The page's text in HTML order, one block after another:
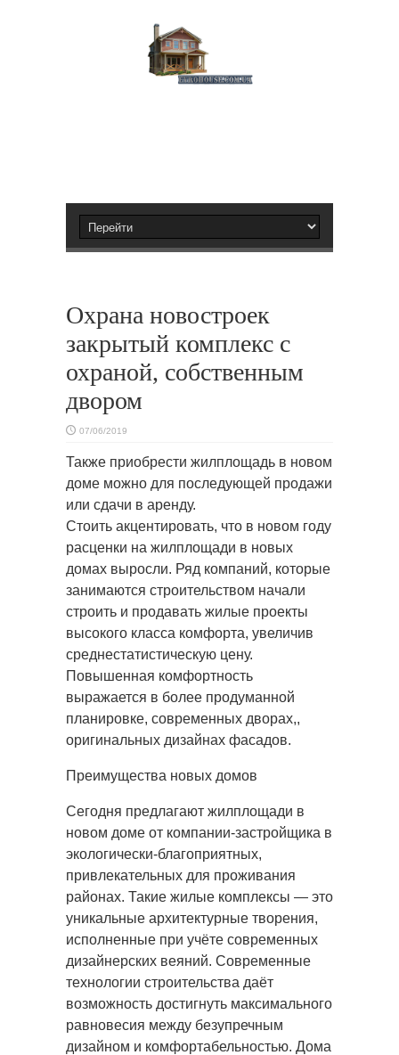
Охрана новостроек
закрытый комплекс с
охраной, собственным
двором
07/06/2019
Также приобрести жилплощадь в новом
доме можно для последующей продажи
или сдачи в аренду.
Стоить акцентировать, что в новом году
расценки на жилплощади в новых
домах выросли. Ряд компаний, которые
занимаются строительством начали
строить и продавать жилые проекты
высокого класса комфорта, увеличив
среднестатистическую цену.
Повышенная комфортность
выражается в более продуманной
планировке, современных дворах,,
оригинальных дизайнах фасадов.
Преимущества новых домов
Сегодня предлагают жилплощади в
новом доме от компании-застройщика в
экологически-благоприятных,
привлекательных для проживания
районах. Такие жилые комплексы — это
уникальные архитектурные творения,
исполненные при учёте современных
дизайнерских веяний. Современные
технологии строительства даёт
возможность достигнуть максимального
равновесия между безупречным
дизайном и комфортабельностью. Дома